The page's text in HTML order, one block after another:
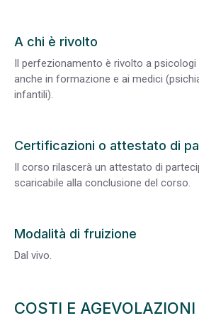
A chi è rivolto
Il perfezionamento è rivolto a
anche in formazione e ai medici
infantili).
Certificazioni o attestato di
Il corso rilascerà un attestato di
scaricabile alla conclusione del corso.
Modalità di fruizione
Dal vivo.
COSTI E AGEVOLAZIONI